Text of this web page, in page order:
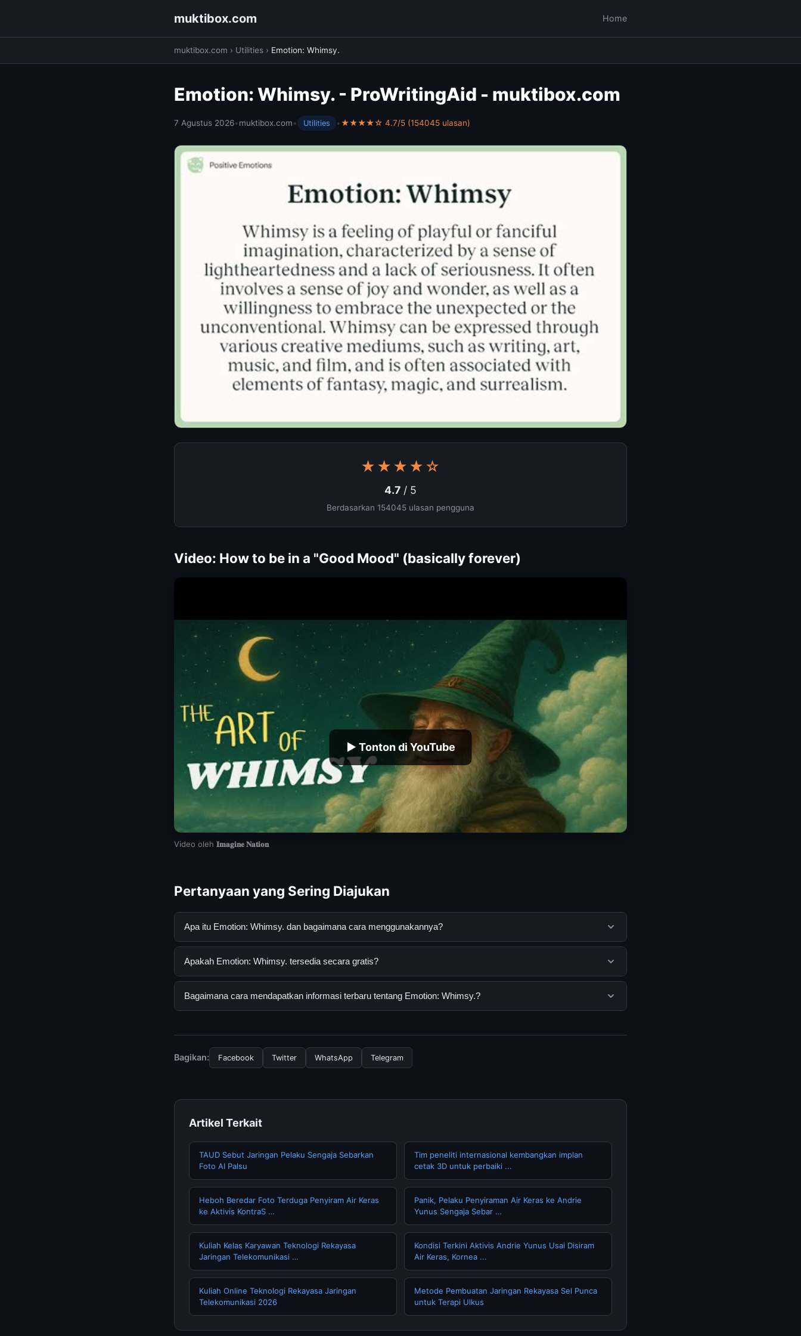
muktibox.com Home
muktibox.com › Utilities › Emotion: Whimsy.
Emotion: Whimsy. - ProWritingAid - muktibox.com
7 Agustus 2026•muktibox.com• Utilities •★★★★☆ 4.7/5 (154045 ulasan)
★★★★☆
4.7 / 5
Berdasarkan 154045 ulasan pengguna
Video: How to be in a "Good Mood" (basically forever)
▶ Tonton di YouTube
Video oleh 𝐈𝐦𝐚𝐠𝐢𝐧𝐞 𝐍𝐚𝐭𝐢𝐨𝐧
Pertanyaan yang Sering Diajukan
Apa itu Emotion: Whimsy. dan bagaimana cara menggunakannya?
Emotion: Whimsy. adalah layanan digital yang dirancang untuk membantu pengguna mendapatkan
mengikuti panduan yang tersedia.
Apakah Emotion: Whimsy. tersedia secara gratis?
Ya, Emotion: Whimsy. dapat diakses secara gratis oleh semua pengguna. Tidak ada biaya tersembunyi atau
Bagaimana cara mendapatkan informasi terbaru tentang Emotion: Whimsy.?
Bagikan:
Facebook Twitter WhatsApp Telegram
Artikel Terkait
TAUD Sebut Jaringan Pelaku Sengaja Sebarkan
Foto AI Palsu
Tim peneliti internasional kembangkan implan
cetak 3D untuk perbaiki ...
Heboh Beredar Foto Terduga Penyiram Air Keras
ke Aktivis KontraS …
Panik, Pelaku Penyiraman Air Keras ke Andrie
Yunus Sengaja Sebar …
Kuliah Kelas Karyawan Teknologi Rekayasa
Jaringan Telekomunikasi …
Kondisi Terkini Aktivis Andrie Yunus Usai Disiram
Air Keras, Kornea ...
Kuliah Online Teknologi Rekayasa Jaringan
Telekomunikasi 2026
Metode Pembuatan Jaringan Rekayasa Sel Punca
untuk Terapi Ulkus